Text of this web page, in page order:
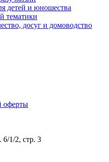
детей и юношества
тематики
досуг и домоводство
оферты
1/2, стр. 3